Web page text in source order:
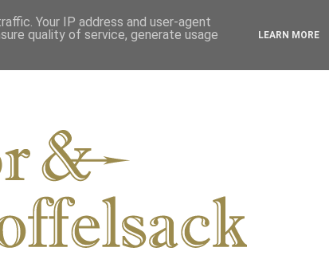
Your IP address and user-agent
quality of service, generate usage
LEARN MORE